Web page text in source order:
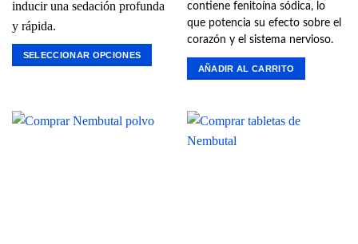
inducir una sedación profunda
y rápida.
SELECCIONAR OPCIONES
múltiples
contiene fenitoína sódica, lo
que potencia su efecto sobre el
corazón y el sistema nervioso.
AÑADIR AL CARRITO